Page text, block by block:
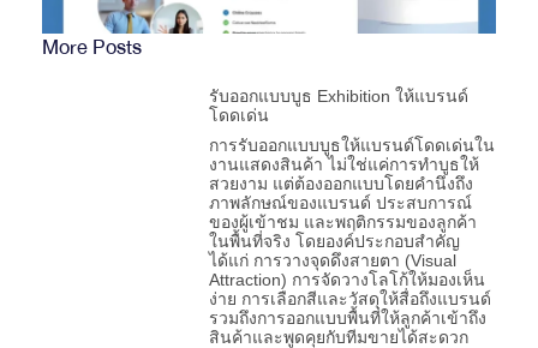
More Posts
รับออกแบบบูธ Exhibition ให้แบรนด์
โดดเด่น
การรับออกแบบบูธให้แบรนด์โดดเด่นใน
งานแสดงสินค้า ไม่ใช่แค่การทำบูธให้
สวยงาม แต่ต้องออกแบบโดยคำนึงถึง
ภาพลักษณ์ของแบรนด์ ประสบการณ์
ของผู้เข้าชม และพฤติกรรมของลูกค้า
ในพื้นที่จริง โดยองค์ประกอบสำคัญ
ได้แก่ การวางจุดดึงสายตา (Visual
Attraction) การจัดวางโลโก้ให้มองเห็น
ง่าย การเลือกสีและวัสดุให้สื่อถึงแบรนด์
รวมถึงการออกแบบพื้นที่ให้ลูกค้าเข้าถึง
สินค้าและพูดคุยกับทีมขายได้สะดวก